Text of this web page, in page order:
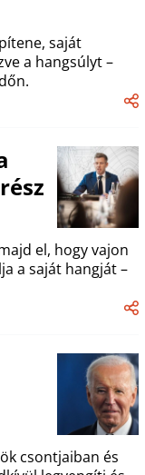
saját
a hangsúlyt –
el, hogy vajon
a saját hangját –
csontjaiban és